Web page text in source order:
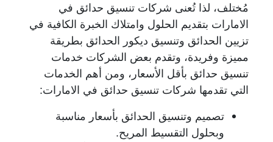
مُختلف، لذا تُعنى شركات تنسيق حدائق في
الامارات بتقديم الحلول وامتلاك الخبرة الكافية في
تزيين الحدائق وتنسيق ديكور الحدائق بطريقة
مميزة وفريدة، وتقدم بعض الشركات خدمات
تنسيق حدائق بأقل الأسعار، ومن أهم الخدمات
التي تقدمها شركات تنسيق حدائق في الامارات:
تصميم وتنسيق الحدائق بأسعار مناسبة
وبحلول التقسيط المريح.